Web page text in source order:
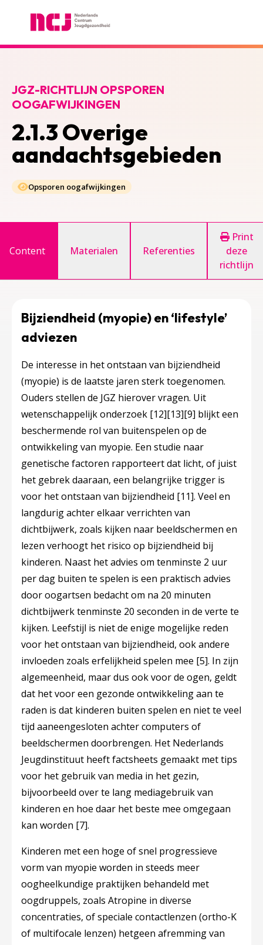
2.1.3 Overige
aandachtsgebieden
JGZ-RICHTLIJN OPSPOREN
OOGAFWIJKINGEN
Opsporen oogafwijkingen
Content Materialen Referenties
Print
deze
richtlijn
Bijziendheid (myopie) en ‘lifestyle’
adviezen
De interesse in het ontstaan van bijziendheid
(myopie) is de laatste jaren sterk toegenomen.
Ouders stellen de JGZ hierover vragen. Uit
wetenschappelijk onderzoek [12][13][9] blijkt een
beschermende rol van buitenspelen op de
ontwikkeling van myopie. Een studie naar
genetische factoren rapporteert dat licht, of juist
het gebrek daaraan, een belangrijke trigger is
voor het ontstaan van bijziendheid [11]. Veel en
langdurig achter elkaar verrichten van
dichtbijwerk, zoals kijken naar beeldschermen en
lezen verhoogt het risico op bijziendheid bij
kinderen. Naast het advies om tenminste 2 uur
per dag buiten te spelen is een praktisch advies
door oogartsen bedacht om na 20 minuten
dichtbijwerk tenminste 20 seconden in de verte te
kijken. Leefstijl is niet de enige mogelijke reden
voor het ontstaan van bijziendheid, ook andere
invloeden zoals erfelijkheid spelen mee [5]. In zijn
algemeenheid, maar dus ook voor de ogen, geldt
dat het voor een gezonde ontwikkeling aan te
raden is dat kinderen buiten spelen en niet te veel
tijd aaneengesloten achter computers of
beeldschermen doorbrengen. Het Nederlands
Jeugdinstituut heeft factsheets gemaakt met tips
voor het gebruik van media in het gezin,
bijvoorbeeld over te lang mediagebruik van
kinderen en hoe daar het beste mee omgegaan
kan worden [7].
Kinderen met een hoge of snel progressieve
vorm van myopie worden in steeds meer
oogheelkundige praktijken behandeld met
oogdruppels, zoals Atropine in diverse
concentraties, of speciale contactlenzen (ortho-K
of multifocale lenzen) hetgeen afremming van